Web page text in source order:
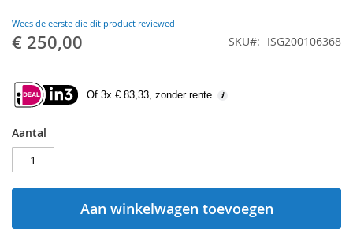
Wees de eerste die dit product reviewed
€ 250,00 SKU ISG200106368
Of 3x € 83,33, zonder rente
Aantal
Aan winkelwagen toevoegen